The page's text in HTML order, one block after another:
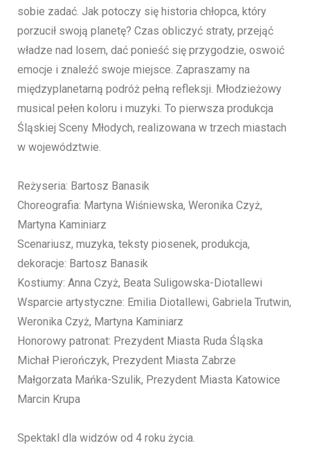
sobie zadać. Jak potoczy się historia chłopca, który
porzucił swoją planetę? Czas obliczyć straty, przejąć
władze nad losem, dać ponieść się przygodzie, oswoić
emocje i znaleźć swoje miejsce. Zapraszamy na
międzyplanetarną podróż pełną refleksji. Młodzieżowy
musical pełen koloru i muzyki. To pierwsza produkcja
Śląskiej Sceny Młodych, realizowana w trzech miastach
w województwie.
Reżyseria: Bartosz Banasik
Choreografia: Martyna Wiśniewska, Weronika Czyż,
Martyna Kaminiarz
Scenariusz, muzyka, teksty piosenek, produkcja,
dekoracje: Bartosz Banasik
Kostiumy: Anna Czyż, Beata Suligowska-Diotallewi
Wsparcie artystyczne: Emilia Diotallewi, Gabriela Trutwin,
Weronika Czyż, Martyna Kaminiarz
Honorowy patronat: Prezydent Miasta Ruda Śląska
Michał Pierończyk, Prezydent Miasta Zabrze
Małgorzata Mańka-Szulik, Prezydent Miasta Katowice
Marcin Krupa
Spektakl dla widzów od 4 roku życia.